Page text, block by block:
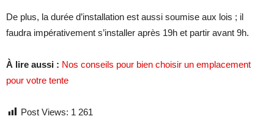
De plus, la durée d’installation est aussi soumise aux lois ; il
faudra impérativement s’installer après 19h et partir avant 9h.
À lire aussi : Nos conseils pour bien choisir un emplacement
pour votre tente
Post Views: 1 261